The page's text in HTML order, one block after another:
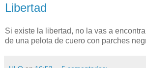
Libertad
Si existe la libertad, no la vas a
de una pelota de cuero con parches